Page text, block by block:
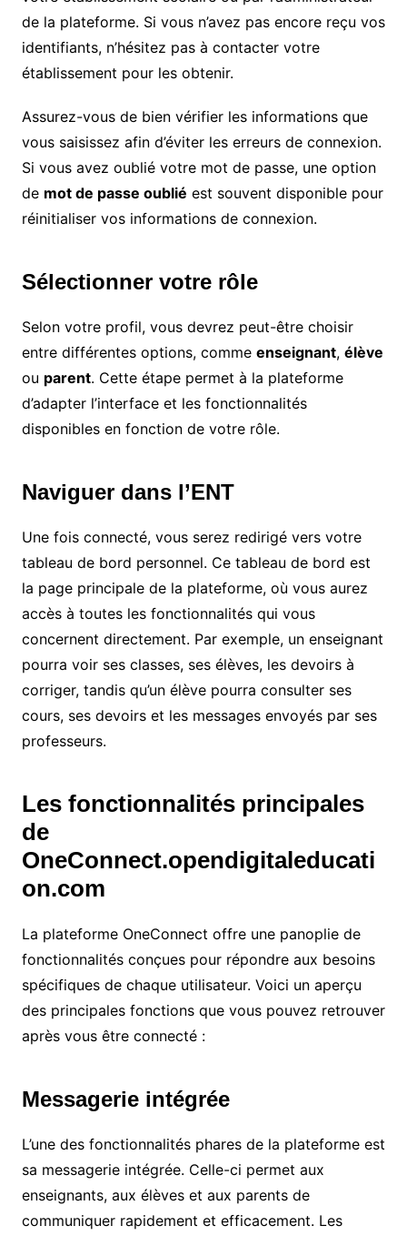
de la plateforme. Si vous n’avez pas encore reçu vos
identifiants, n’hésitez pas à contacter votre
établissement pour les obtenir.
Assurez-vous de bien vérifier les informations que
vous saisissez afin d’éviter les erreurs de connexion.
Si vous avez oublié votre mot de passe, une option
de mot de passe oublié est souvent disponible pour
réinitialiser vos informations de connexion.
Sélectionner votre rôle
Selon votre profil, vous devrez peut-être choisir
entre différentes options, comme enseignant, élève
ou parent. Cette étape permet à la plateforme
d’adapter l’interface et les fonctionnalités
disponibles en fonction de votre rôle.
Naviguer dans l’ENT
Une fois connecté, vous serez redirigé vers votre
tableau de bord personnel. Ce tableau de bord est
la page principale de la plateforme, où vous aurez
accès à toutes les fonctionnalités qui vous
concernent directement. Par exemple, un enseignant
pourra voir ses classes, ses élèves, les devoirs à
corriger, tandis qu’un élève pourra consulter ses
cours, ses devoirs et les messages envoyés par ses
professeurs.
Les fonctionnalités principales
de
OneConnect.opendigitaleducati
on.com
La plateforme OneConnect offre une panoplie de
fonctionnalités conçues pour répondre aux besoins
spécifiques de chaque utilisateur. Voici un aperçu
des principales fonctions que vous pouvez retrouver
après vous être connecté :
Messagerie intégrée
L’une des fonctionnalités phares de la plateforme est
sa messagerie intégrée. Celle-ci permet aux
enseignants, aux élèves et aux parents de
communiquer rapidement et efficacement. Les